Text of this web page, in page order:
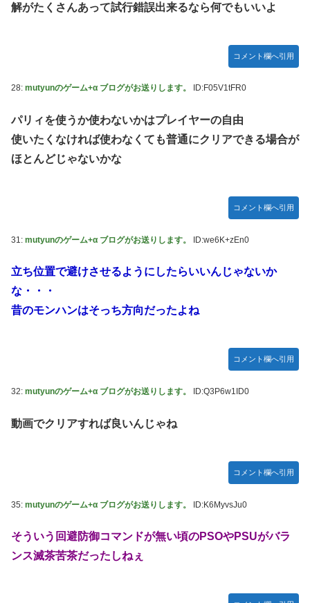
解がたくさんあって試行錯誤出来るなら何でもいいよ
コメント欄へ引用
28: mutyunのゲーム+α ブログがお送りします。 ID:F05V1tFR0
パリィを使うか使わないかはプレイヤーの自由
使いたくなければ使わなくても普通にクリアできる場合が
ほとんどじゃないかな
コメント欄へ引用
31: mutyunのゲーム+α ブログがお送りします。 ID:we6K+zEn0
立ち位置で避けさせるようにしたらいいんじゃないか
な・・・
昔のモンハンはそっち方向だったよね
コメント欄へ引用
32: mutyunのゲーム+α ブログがお送りします。 ID:Q3P6w1ID0
動画でクリアすれば良いんじゃね
コメント欄へ引用
35: mutyunのゲーム+α ブログがお送りします。 ID:K6MyvsJu0
そういう回避防御コマンドが無い頃のPSOやPSUがバラ
ンス滅茶苦茶だったしねぇ